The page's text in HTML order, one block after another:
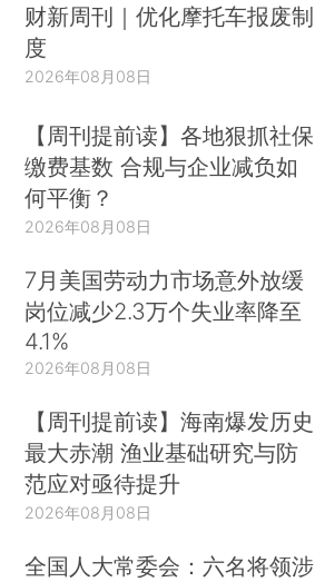
财新周刊｜优化摩托车报废制
度
2026年08月08日
【周刊提前读】各地狠抓社保
缴费基数 合规与企业减负如
何平衡？
2026年08月08日
7月美国劳动力市场意外放缓
岗位减少2.3万个失业率降至
4.1%
2026年08月08日
【周刊提前读】海南爆发历史
最大赤潮 渔业基础研究与防
范应对亟待提升
2026年08月08日
全国人大常委会：六名将领涉